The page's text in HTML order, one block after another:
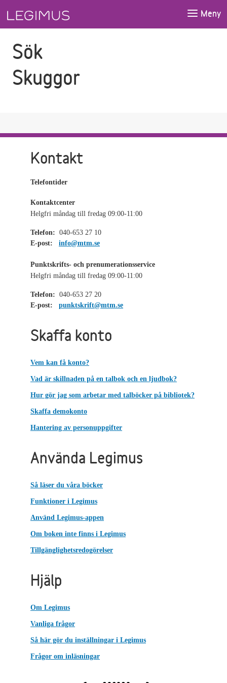
Meny
Sök
Skuggor
Kontakt
Telefontider
Kontaktcenter
Helgfri måndag till fredag 09:00-11:00
Telefon: 040-653 27 10
E-post:
info@mtm.se
Punktskrifts- och prenumerationsservice
Helgfri måndag till fredag 09:00-11:00
Telefon: 040-653 27 20
E-post:
punktskrift@mtm.se
Skaffa konto
Vem kan få konto?
Vad är skillnaden på en talbok och en ljudbok?
Hur gör jag som arbetar med talböcker på bibliotek?
Skaffa demokonto
Hantering av personuppgifter
Använda Legimus
Så läser du våra böcker
Funktioner i Legimus
Använd Legimus-appen
Om boken inte finns i Legimus
Tillgänglighetsredogörelser
Hjälp
Om Legimus
Vanliga frågor
Så här gör du inställningar i Legimus
Frågor om inläsningar